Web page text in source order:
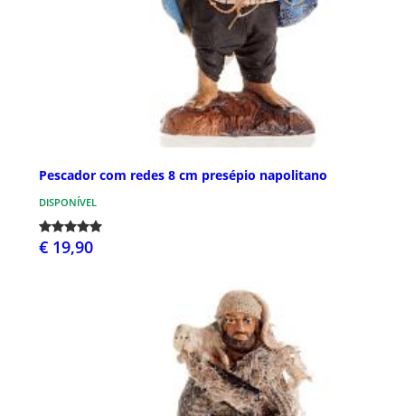
Pescador com redes 8 cm presépio napolitano
DISPONÍVEL
€ 19,90